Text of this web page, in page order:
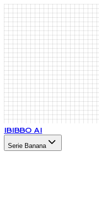
IBIBBO AI
Serie Banana